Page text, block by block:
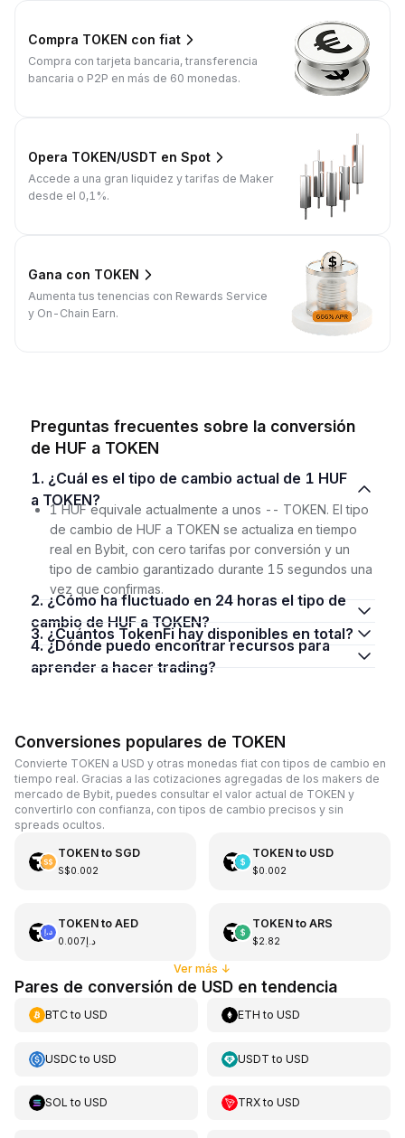
Compra TOKEN con fiat
Compra con tarjeta bancaria, transferencia
bancaria o P2P en más de 60 monedas.
Opera TOKEN/USDT en Spot
Accede a una gran liquidez y tarifas de Maker
desde el 0,1%.
Gana con TOKEN
Aumenta tus tenencias con Rewards Service
y On-Chain Earn.
Preguntas frecuentes sobre la conversión
de HUF a TOKEN
1. ¿Cuál es el tipo de cambio actual de 1 HUF
a TOKEN?
1 HUF equivale actualmente a unos -- TOKEN. El tipo
de cambio de HUF a TOKEN se actualiza en tiempo
real en Bybit, con cero tarifas por conversión y un
tipo de cambio garantizado durante 15 segundos una
vez que confirmas.
2. ¿Cómo ha fluctuado en 24 horas el tipo de
cambio de HUF a TOKEN?
3. ¿Cuántos TokenFi hay disponibles en total?
4. ¿Dónde puedo encontrar recursos para
aprender a hacer trading?
Conversiones populares de TOKEN
Convierte TOKEN a USD y otras monedas fiat con tipos de cambio en
tiempo real. Gracias a las cotizaciones agregadas de los makers de
mercado de Bybit, puedes consultar el valor actual de TOKEN y
convertirlo con confianza, con tipos de cambio precisos y sin
spreads ocultos.
TOKENto SGD
S$0.002
TOKENto USD
$0.002
TOKENto AED
د.إ0.007
TOKENto ARS
$2.82
Ver más ↓
Pares de conversión de USD en tendencia
BTCto USD ETH toUSD
USDCto USD USDT toUSD
SOL to USD TRXtoUSD